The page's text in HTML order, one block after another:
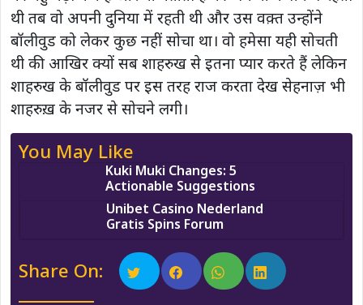
थी तब वो अपनी दुनिया में रहती थी और उस वक़्त उन्होंने
बॉलीवुड को लेकर कुछ नहीं सोचा था। वो हमेसा यही सोचती
थी की आखिर क्यों सब शाहरुख से इतना प्यार करते हैं लेकिन
शाहरुख के बॉलीवुड पर इस तरह राज करता देख सेहनाज़ भी
शाहरुख़ के नजर से सोचने लगी।
You May Like
Kuki Muki Changes: 5
Actionable Suggestions
Unibet Casino Nederland
Gratis Spins Forum
Share On: